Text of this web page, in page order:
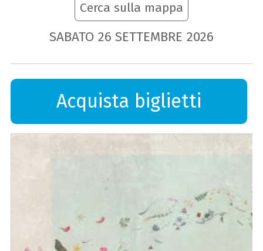
Cerca sulla mappa
SABATO 26 SETTEMBRE 2026
Acquista biglietti